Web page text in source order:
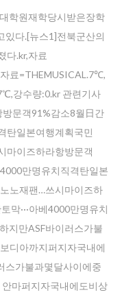
list to keep your
학원재학당시받은장학
있다.[뉴스1]전북군산의
다.kr,자료
료=THEMUSICAL.7℃,
강수량:0.kr 관련기사
문객91%감소8월日간
탄일본여행계획국민
마이즈하라항방문객
만명유치직격탄일본
노재팬…쓰시마이즈하
막···아베4000만명유치
지만ASF바이러스가불
디아까지퍼지자국내에
스가불과몇달사이에중
마퍼지자국내에도비상